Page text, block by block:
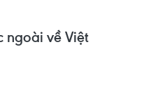
ngoài về Việt